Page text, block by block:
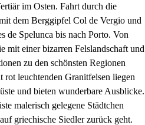
im Osten. Fahrt durch die
dem Berggipfel Col de Vergio und
de Spelunca bis nach Porto. Von
mit einer bizarren Felslandschaft und
zu den schönsten Regionen
leuchtenden Granitfelsen liegen
und bieten wunderbare Ausblicke.
malerisch gelegene Städtchen
griechische Siedler zurück geht.